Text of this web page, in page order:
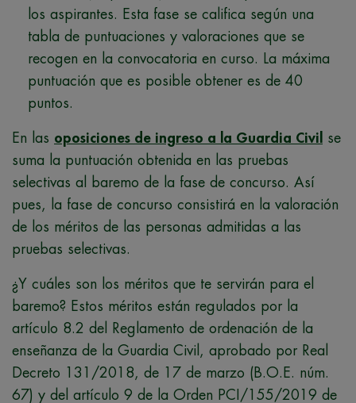
los aspirantes. Esta fase se califica según una
tabla de puntuaciones y valoraciones que se
recogen en la convocatoria en curso. La máxima
puntuación que es posible obtener es de 40
puntos.
En las oposiciones de ingreso a la Guardia Civil
se
suma la puntuación obtenida en las pruebas
selectivas al baremo de la fase de concurso. Así
pues, la fase de concurso consistirá en la valoración
de los méritos de las personas admitidas a las
pruebas selectivas.
¿Y cuáles son los méritos que te servirán para el
baremo? Estos méritos están regulados por la
artículo 8.2 del Reglamento de ordenación de la
enseñanza de la Guardia Civil, aprobado por Real
Decreto 131/2018, de 17 de marzo (B.O.E. núm.
67) y del artículo 9 de la Orden PCI/155/2019 de